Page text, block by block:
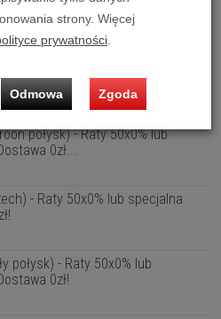
połysk) - Raty 50x0% lub
0zł!
0zł...
połysk) - Raty 50x0% lub
0zł...
- Raty 50x0% lub specjalna
połysk) - Raty 50x0% lub
0zł!
strony. Więcej
prywatności
Odmowa Zgoda